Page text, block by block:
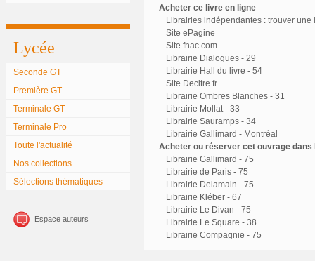
Lycée
Seconde GT
Première GT
Terminale GT
Terminale Pro
Toute l'actualité
Nos collections
Sélections thématiques
Espace auteurs
Acheter ce livre en ligne
Librairies indépendantes : trouver une
Site ePagine
Site fnac.com
Librairie Dialogues - 29
Librairie Hall du livre - 54
Site Decitre.fr
Librairie Ombres Blanches - 31
Librairie Mollat - 33
Librairie Sauramps - 34
Librairie Gallimard - Montréal
Acheter ou réserver cet ouvrage
Librairie Gallimard - 75
Librairie de Paris - 75
Librairie Delamain - 75
Librairie Kléber - 67
Librairie Le Divan - 75
Librairie Le Square - 38
Librairie Compagnie - 75